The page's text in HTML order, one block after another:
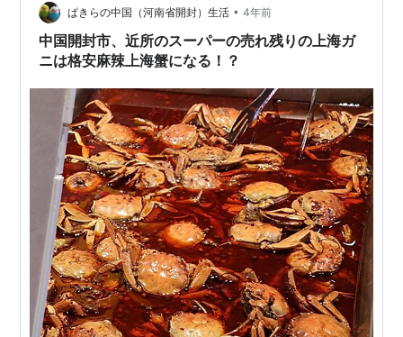
ぱきらの中国（河南省開封）生活 • 4年前
中国開封市、近所のスーパーの売れ残りの上海ガ
ニは格安麻辣上海蟹になる！？